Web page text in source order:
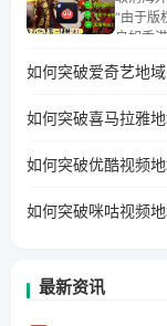
湾、美
学、定
“由于版
户如香
地区及版
户收听
工作、
所困扰。
如何突破爱奇艺地
如何突破喜马拉雅
如何突破优酷视频
如何突破咪咕视频
最新资讯